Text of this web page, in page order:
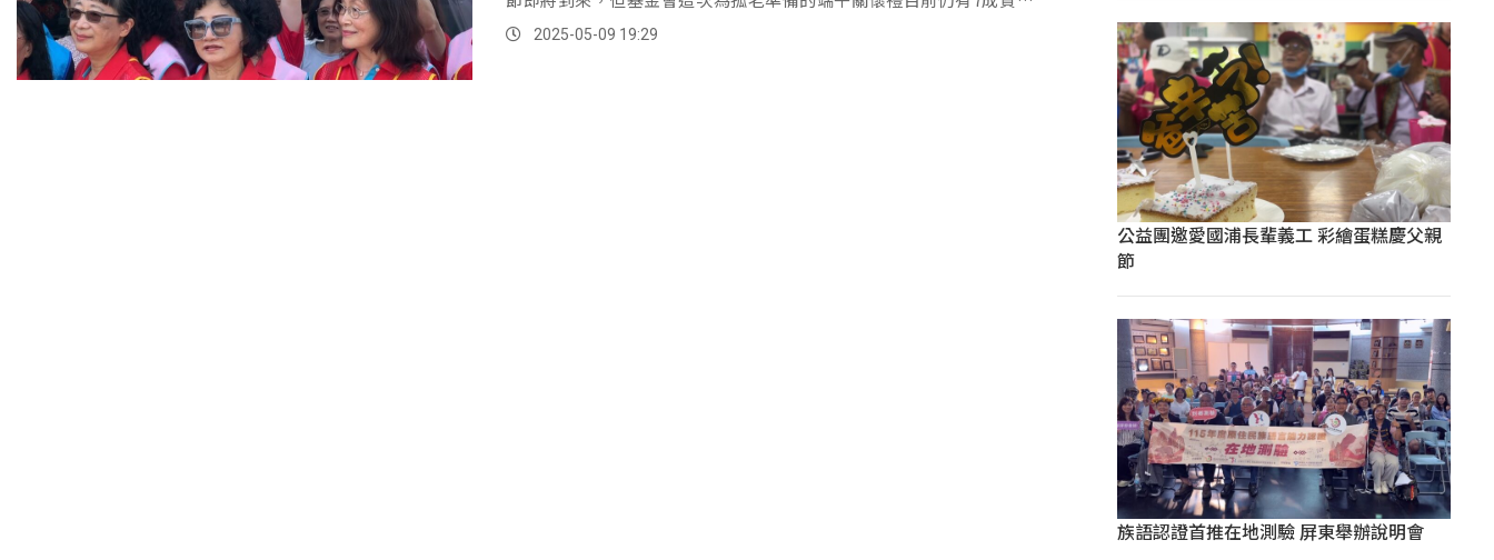
口，因此馬蘭文健站長者希望能盡一份心力，幫助更多需要的人。
2025-05-09 19:29
公益團邀愛國浦長輩義工 彩繪蛋糕慶父親
節
族語認證首推在地測驗 屏東舉辦說明會